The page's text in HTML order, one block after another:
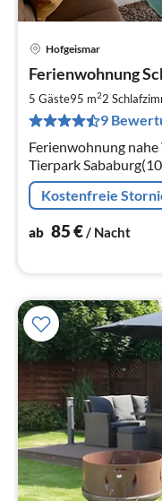
Hofgeismar
Ferienwohnung
5 Gäste95 m22
9
Ferienwohnung
Tierpark
Karlshafen(25km/
den Spuren der
Kostenfreie
ab 85€/ Nacht